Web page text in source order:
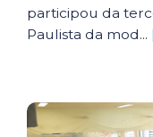
participou da
Paulista da mod...